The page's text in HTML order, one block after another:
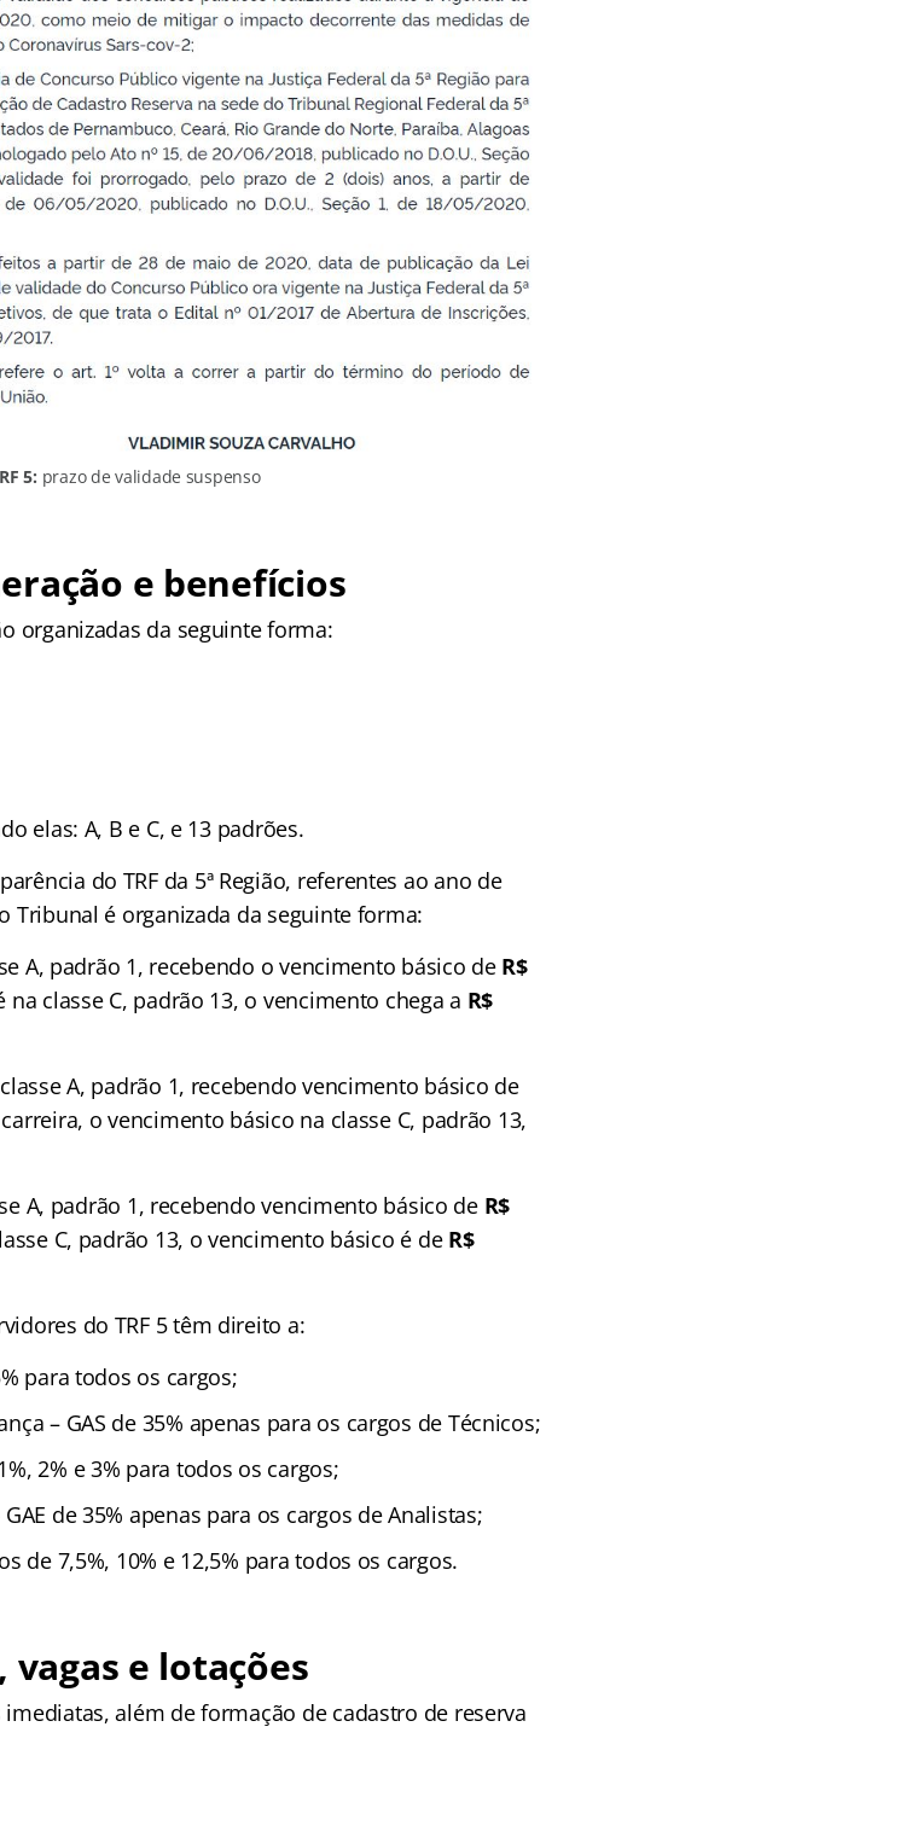
5: prazo de validade suspenso
e benefícios
organizadas da seguinte forma:
elas: A, B e C, e 13 padrões.
do TRF da 5ª Região, referentes ao ano de
Tribunal é organizada da seguinte forma:
A, padrão 1, recebendo o vencimento básico de R$
classe C, padrão 13, o vencimento chega a R$
A, padrão 1, recebendo vencimento básico de
o vencimento básico na classe C, padrão 13,
A, padrão 1, recebendo vencimento básico de R$
C, padrão 13, o vencimento básico é de R$
do TRF 5 têm direito a:
para todos os cargos;
– GAS de 35% apenas para os cargos de Técnicos;
2% e 3% para todos os cargos;
de 35% apenas para os cargos de Analistas;
de 7,5%, 10% e 12,5% para todos os cargos.
vagas e lotações
imediatas, além de formação de cadastro de reserva